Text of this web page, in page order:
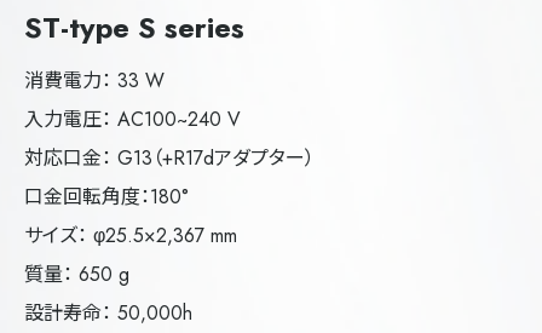
ST-type S series
消費電力： 33 W
入力電圧： AC100~240 V
対応口金： G13（+R17dアダプター）
口金回転角度：180°
サイズ： φ25.5×2,367 mm
質量： 650 g
設計寿命： 50,000h